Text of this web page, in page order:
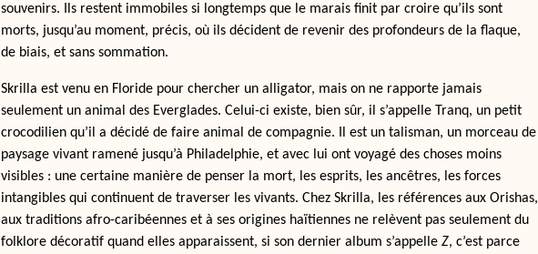
souvenirs. Ils restent immobiles si longtemps que le marais finit par croire qu’ils sont
morts, jusqu’au moment, précis, où ils décident de revenir des profondeurs de la flaque,
de biais, et sans sommation.
Skrilla est venu en Floride pour chercher un alligator, mais on ne rapporte jamais
seulement un animal des Everglades. Celui-ci existe, bien sûr, il s’appelle Tranq, un petit
crocodilien qu’il a décidé de faire animal de compagnie. Il est un talisman, un morceau de
paysage vivant ramené jusqu’à Philadelphie, et avec lui ont voyagé des choses moins
visibles : une certaine manière de penser la mort, les esprits, les ancêtres, les forces
intangibles qui continuent de traverser les vivants. Chez Skrilla, les références aux Orishas,
aux traditions afro-caribéennes et à ses origines haïtiennes ne relèvent pas seulement du
folklore décoratif quand elles apparaissent, si son dernier album s’appelle Z, c’est parce